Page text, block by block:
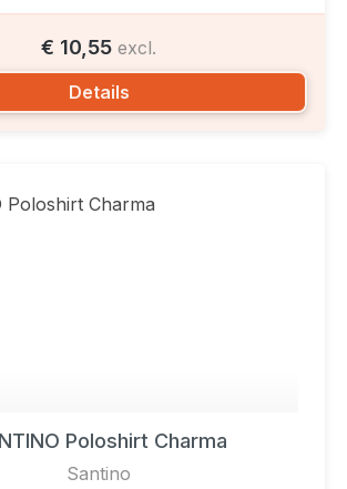
€ 10,55 excl.
Details
Poloshirt Charma
Santino